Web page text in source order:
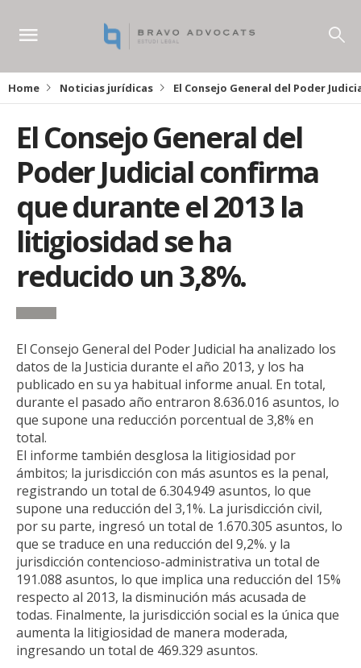
Home Noticias jurídicas El Consejo General del Poder
El Consejo General del
Poder Judicial confirma
que durante el 2013 la
litigiosidad se ha
reducido un 3,8%.
El Consejo General del Poder Judicial ha analizado los
datos de la Justicia durante el año 2013, y los ha
publicado en su ya habitual informe anual. En total,
durante el pasado año entraron 8.636.016 asuntos, lo
que supone una reducción porcentual de 3,8% en
total.
El informe también desglosa la litigiosidad por
ámbitos; la jurisdicción con más asuntos es la penal,
registrando un total de 6.304.949 asuntos, lo que
supone una reducción del 3,1%. La jurisdicción civil,
por su parte, ingresó un total de 1.670.305 asuntos, lo
que se traduce en una reducción del 9,2%. y la
jurisdicción contencioso-administrativa un total de
191.088 asuntos, lo que implica una reducción del 15%
respecto al 2013, la disminución más acusada de
todas. Finalmente, la jurisdicción social es la única que
aumenta la litigiosidad de manera moderada,
ingresando un total de 469.329 asuntos.